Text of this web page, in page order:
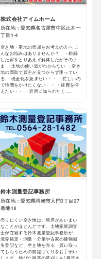
株式会社アイムホーム
所在地：愛知県名古屋市中区正木一
丁目1-4
空き地・更地の売却をお考えの方へ こ
んなお悩みはありませんか？ ・相続
した家をとりあえず解体したがそのま
ま ・土地の使い道がわからない ・空き
地の買取で買主が見つからず困ってい
る ・現金化を急ぎたい・・ ・忙しいの
で時間をかけたくない・・ ・経費を抑
えたい・・ ・近所に知られたく ...
鈴木測量登記事務所
所在地：愛知県岡崎市大門3丁目27
番地18
売りにくい空き地は、境界があいまい
なことがほとんどです。土地家屋調査
士が在籍する鈴木測量登記事務所が、
境界確定・測量・分筆や古家の建物滅
失登記など、空き地を売る・買い取っ
てもらうための前提づくりをお手伝い
します。伸びた雑草の草刈りも1級空き